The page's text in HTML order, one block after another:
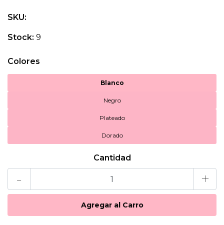
SKU:
Stock: 9
Colores
Blanco
Negro
Plateado
Dorado
Cantidad
- +